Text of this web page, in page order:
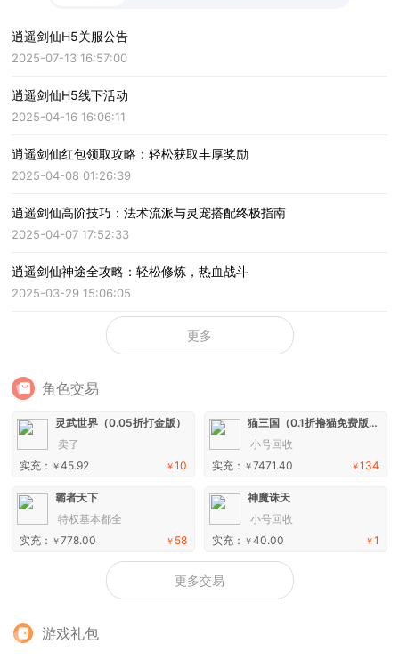
逍遥剑仙H5关服公告
2025-07-13 16:57:00
逍遥剑仙H5线下活动
2025-04-16 16:06:11
逍遥剑仙红包领取攻略：轻松获取丰厚奖励
2025-04-08 01:26:39
逍遥剑仙高阶技巧：法术流派与灵宠搭配终极指南
2025-04-07 17:52:33
逍遥剑仙神途全攻略：轻松修炼，热血战斗
2025-03-29 15:06:05
更多
角色交易
灵武世界（0.05折打金版）
卖了
￥10
实充： ￥45.92
猫三国（0.1折撸猫免费版）H5
小号回收
￥134
实充： ￥7471.40
霸者天下
特权基本都全
￥ 58
实充： ￥778.00
神魔诛天
小号回收
￥1
实充： ￥40.00
更多交易
游戏礼包